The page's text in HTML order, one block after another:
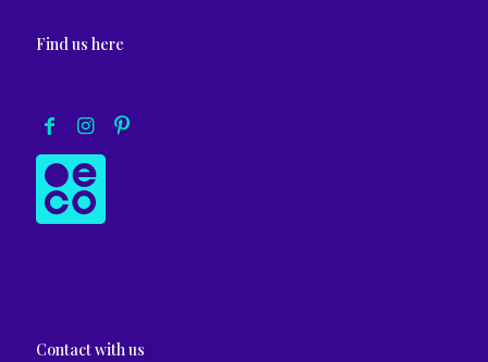
Find us here
Contact with us